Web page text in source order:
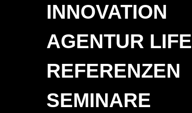
INNOVATION
AGENTUR LIFE
REFERENZEN
SEMINARE